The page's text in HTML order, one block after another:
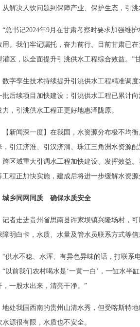
从解决人饮问题到保障产业、保护生态，引洮
“总书记2024年9月在甘肃考察时要求加强维
用。我们牢记嘱托，奋力前行。目前甘肃已
灌区，以全面提升引洮供水工程综合效益。”
数字孪生技术持续提升引洮供水工程精准调
批后续项目加快建设；引洮供水工程已累计
力，引洮供水工程正更好地惠泽陇原。
【新闻深一度】在我国，水资源分布极不均
，引江济淮、引汉济渭、珠江三角洲水资源
跨区域重大引调水工程加快建设、发挥效益
工程正加快实施，建成后将进一步缓解水资源
城乡同网同质 确保水质安全
记者走进贵州省思南县许家坝镇兴隆场村，
障明白卡，水质、水量及管水员联系方式等信
“供水不稳、水浑、有异色异味的话，打联系
“以前我们农村喝水是‘一黄一白’，一缸水半
，一股水出来，清亮干净。”
地处我国西南的贵州山清水秀，但受喀斯特
水源很有限，水质也不安全。